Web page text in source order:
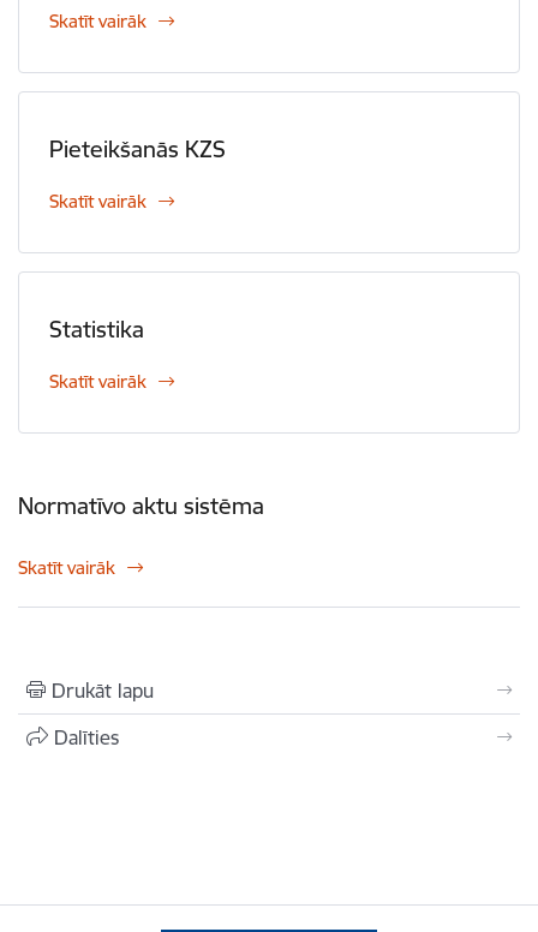
Skatīt vairāk
Pieteikšanās KZS
Skatīt vairāk
Statistika
Skatīt vairāk
Normatīvo aktu sistēma
Skatīt vairāk
Drukāt lapu
Dalīties